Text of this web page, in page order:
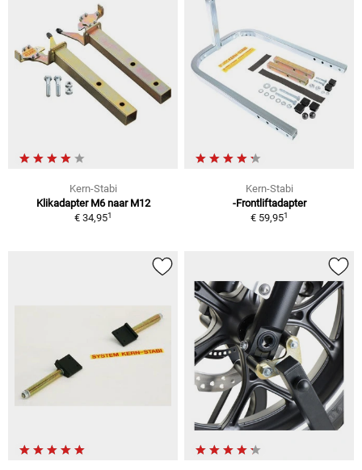
Kern-Stabi
Klikadapter M6 naar M12
€ 34,951
Kern-Stabi
-Frontliftadapter
€ 59,951